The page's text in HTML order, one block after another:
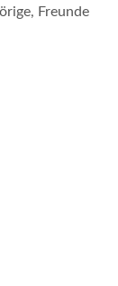
Freunde